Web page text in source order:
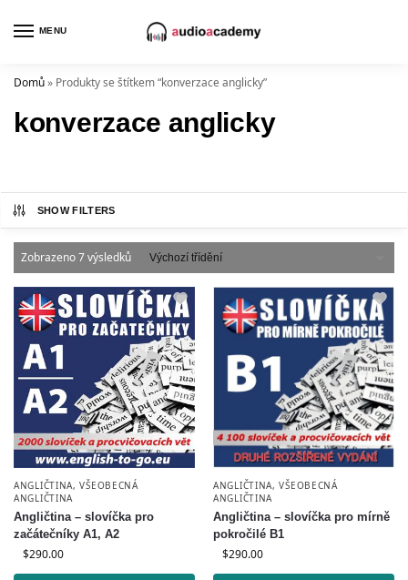
MENU
Domů» Produkty se štítkem “konverzace anglicky”
konverzace anglicky
SHOW FILTERS
Zobrazeno 7 výsledků
ANGLIČTINA,VŠEOBECNÁ
ANGLIČTINA
Angličtina – slovíčka pro
začátečníky A1, A2
$290.00
ANGLIČTINA,VŠEOBECNÁ
ANGLIČTINA
Angličtina – slovíčka pro mírně
pokročilé B1
$290.00